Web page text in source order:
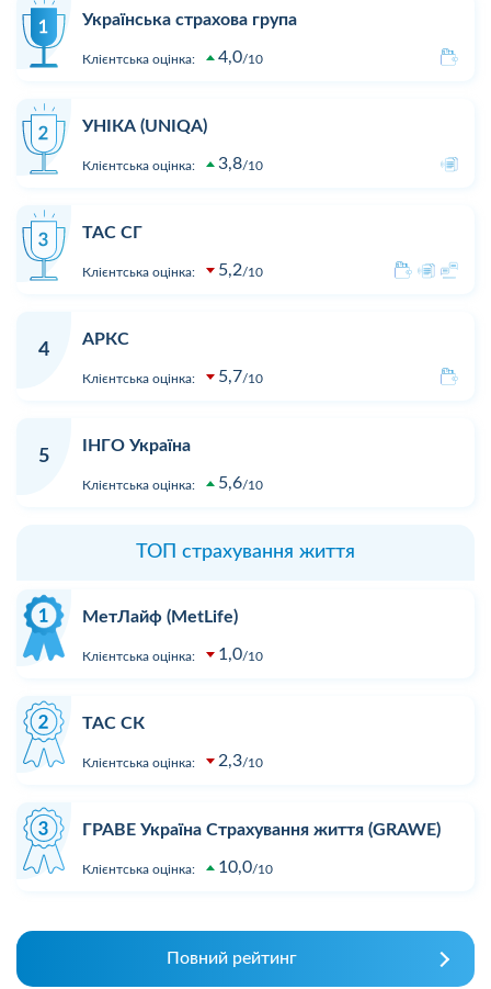
Українська страхова група
Клієнтська оцінка: 4,0 10
УНІКА (UNIQA)
Клієнтська оцінка: 3,8 10
ТАС СГ
Клієнтська оцінка: 5,2 10
4
АРКС
Клієнтська оцінка: 5,7 10
5
ІНГО Україна
Клієнтська оцінка: 5,6 10
ТОП страхування життя
МетЛайф (MetLife)
Клієнтська оцінка: 1,0 10
ТАС СК
Клієнтська оцінка: 2,3 10
ГРАВЕ Україна Страхування життя (GRAWE)
Клієнтська оцінка: 10,0 10
Повний рейтинг